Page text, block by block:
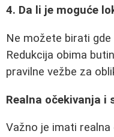
4. Da li je moguće
Ne možete birati
Redukcija obima
pravilne vežbe za
Realna očekivanja i
Važno je imati realna